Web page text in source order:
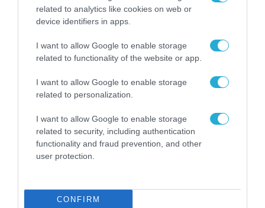
related to analytics like cookies on web or
device identifiers in apps.
I want to allow Google to enable storage
related to functionality of the website or app.
I want to allow Google to enable storage
related to personalization.
I want to allow Google to enable storage
related to security, including authentication
functionality and fraud prevention, and other
user protection.
CONFIRM
FOCUS ON
06.08.2026 | 12:02